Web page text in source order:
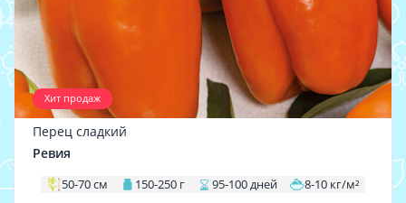
Хит продаж
Перец сладкий
Ревия
50-70 см 150-250 г 95-100 дней 8-10 кг/м²